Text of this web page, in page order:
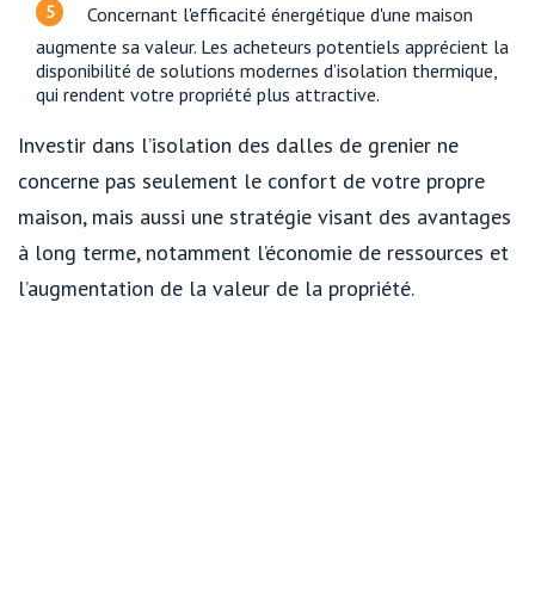
Concernant l'efficacité énergétique d'une maison
augmente sa valeur. Les acheteurs potentiels apprécient la
disponibilité de solutions modernes d’isolation thermique,
qui rendent votre propriété plus attractive.
Investir dans l’isolation des dalles de grenier ne
concerne pas seulement le confort de votre propre
maison, mais aussi une stratégie visant des avantages
à long terme, notamment l’économie de ressources et
l’augmentation de la valeur de la propriété.